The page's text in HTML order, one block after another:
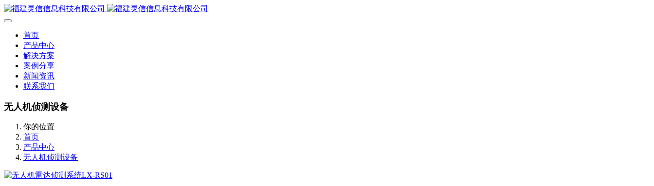
首页
产品中心
解决方案
案例分享
新闻资讯
联系我们
无人机侦测设备
你的位置
首页
产品中心
无人机侦测设备